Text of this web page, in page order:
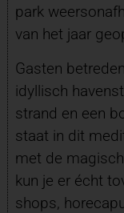
park
van het jaar
Gasten
idyllisch
strand en een
staat in dit
met de
kun je er écht
shops,